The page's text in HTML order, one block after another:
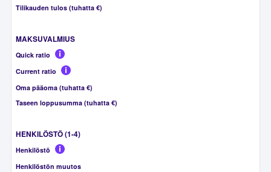
Tilikauden tulos (tuhatta €)
MAKSUVALMIUS
Quick ratio
Current ratio
Oma pääoma (tuhatta €)
Taseen loppusumma (tuhatta €)
HENKILÖSTÖ (1-4)
Henkilöstö
Henkilöstön muutos